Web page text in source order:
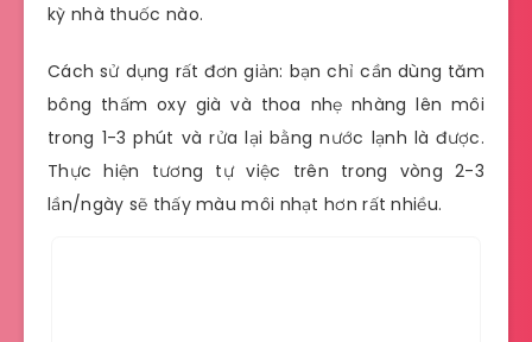
kỳ nhà thuốc nào.
Cách sử dụng rất đơn giản: bạn chỉ cần dùng tăm
bông thấm oxy già và thoa nhẹ nhàng lên môi
trong 1-3 phút và rửa lại bằng nước lạnh là được.
Thực hiện tương tự việc trên trong vòng 2-3
lần/ngày sẽ thấy màu môi nhạt hơn rất nhiều.